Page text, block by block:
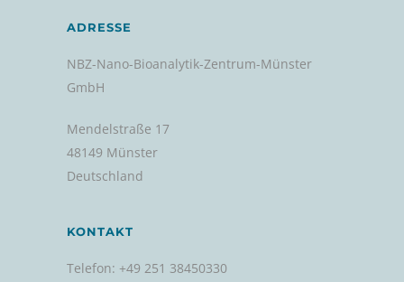
ADRESSE
NBZ-Nano-Bioanalytik-Zentrum-Münster
GmbH
Mendelstraße 17
48149 Münster
Deutschland
KONTAKT
Telefon: +49 251 38450330